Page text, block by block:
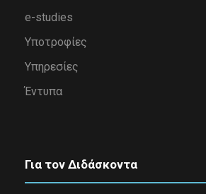
e-studies
Υποτροφίες
Υπηρεσίες
Έντυπα
Για τον Διδάσκοντα